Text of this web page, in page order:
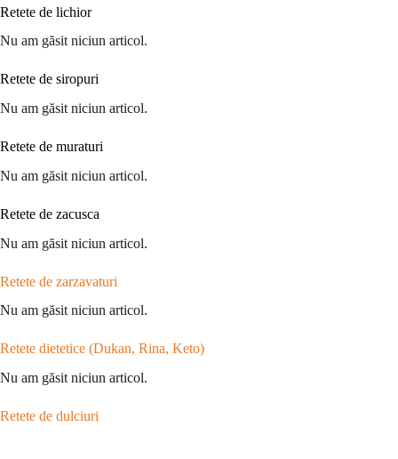
Retete de lichior
Nu am găsit niciun articol.
Retete de siropuri
Nu am găsit niciun articol.
Retete de muraturi
Nu am găsit niciun articol.
Retete de zacusca
Nu am găsit niciun articol.
Retete de zarzavaturi
Nu am găsit niciun articol.
Retete dietetice (Dukan, Rina, Keto)
Nu am găsit niciun articol.
Retete de dulciuri